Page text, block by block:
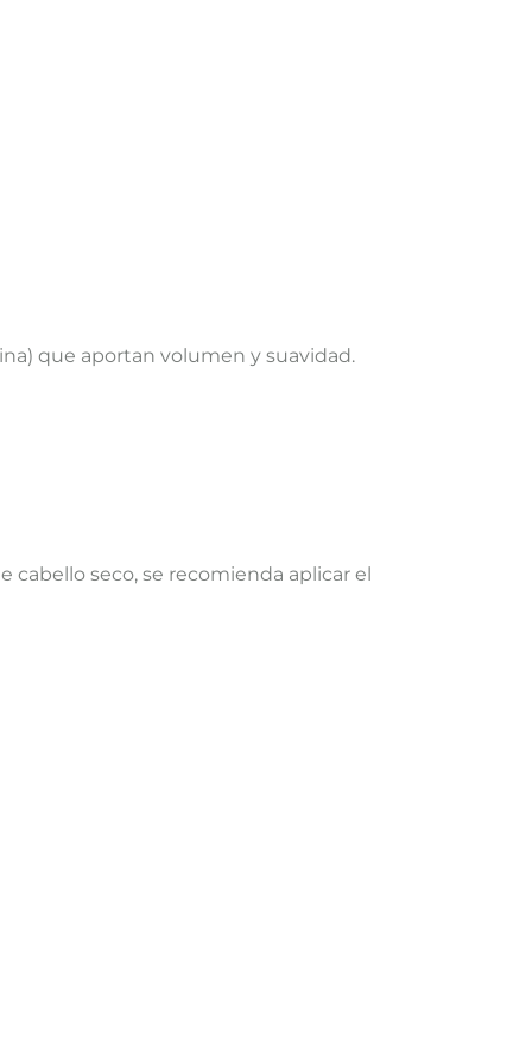
que aportan volumen y suavidad.
cabello seco, se recomienda aplicar el